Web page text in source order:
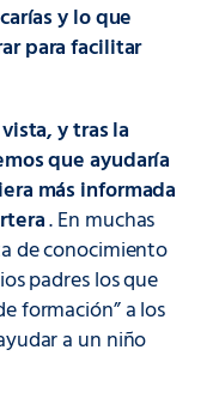
y lo que
para facilitar
y tras la
que ayudaría
más informada
. En muchas
de conocimiento
padres los que
formación” a los
a un niño